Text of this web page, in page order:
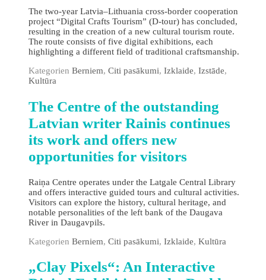
The two‑year Latvia–Lithuania cross‑border cooperation
project “Digital Crafts Tourism” (D-tour) has concluded,
resulting in the creation of a new cultural tourism route.
The route consists of five digital exhibitions, each
highlighting a different field of traditional craftsmanship.
Kategorien Berniem, Citi pasākumi, Izklaide, Izstāde,
Kultūra
The Сentre of the outstanding
Latvian writer Rainis continues
its work and offers new
opportunities for visitors
Raiņa Centre operates under the Latgale Central Library
and offers interactive guided tours and cultural activities.
Visitors can explore the history, cultural heritage, and
notable personalities of the left bank of the Daugava
River in Daugavpils.
Kategorien Berniem, Citi pasākumi, Izklaide, Kultūra
„Clay Pixels“: An Interactive